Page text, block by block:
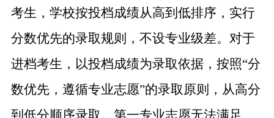
考生，学校按投档成绩从高到低排序，实行
分数优先的录取规则，不设专业级差。对于
进档考生，以投档成绩为录取依据，按照“分
数优先，遵循专业志愿”的录取原则，从高分
到低分顺序录取。第一专业志愿无法满足